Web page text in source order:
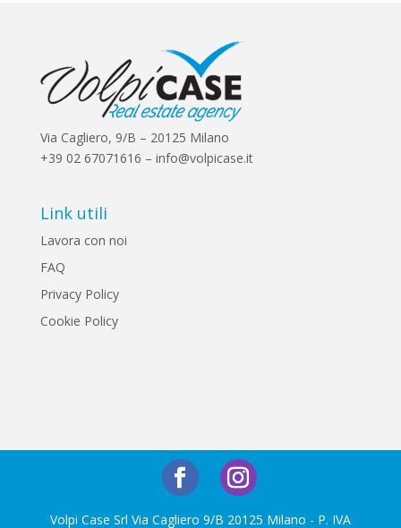
Via Cagliero, 9/B – 20125 Milano
+39 02 67071616 – info@volpicase.it
Link utili
Lavora con noi
FAQ
Privacy Policy
Cookie Policy
Volpi Case Srl Via Cagliero 9/B 20125 Milano - P. IVA